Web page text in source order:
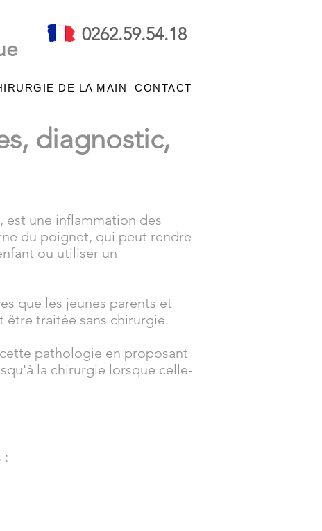
0262.59.54.18
DE LA MAIN CONTACT
diagnostic,
est une inflammation des
du poignet, qui peut rendre
ou utiliser un
que les jeunes parents et
traitée sans chirurgie.
pathologie en proposant
la chirurgie lorsque celle-
: